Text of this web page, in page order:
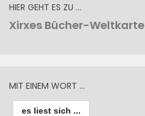
HIER GEHT ES ZU …
Xirxes Bücher-Weltkarte
MIT EINEM WORT …
es liest sich ...